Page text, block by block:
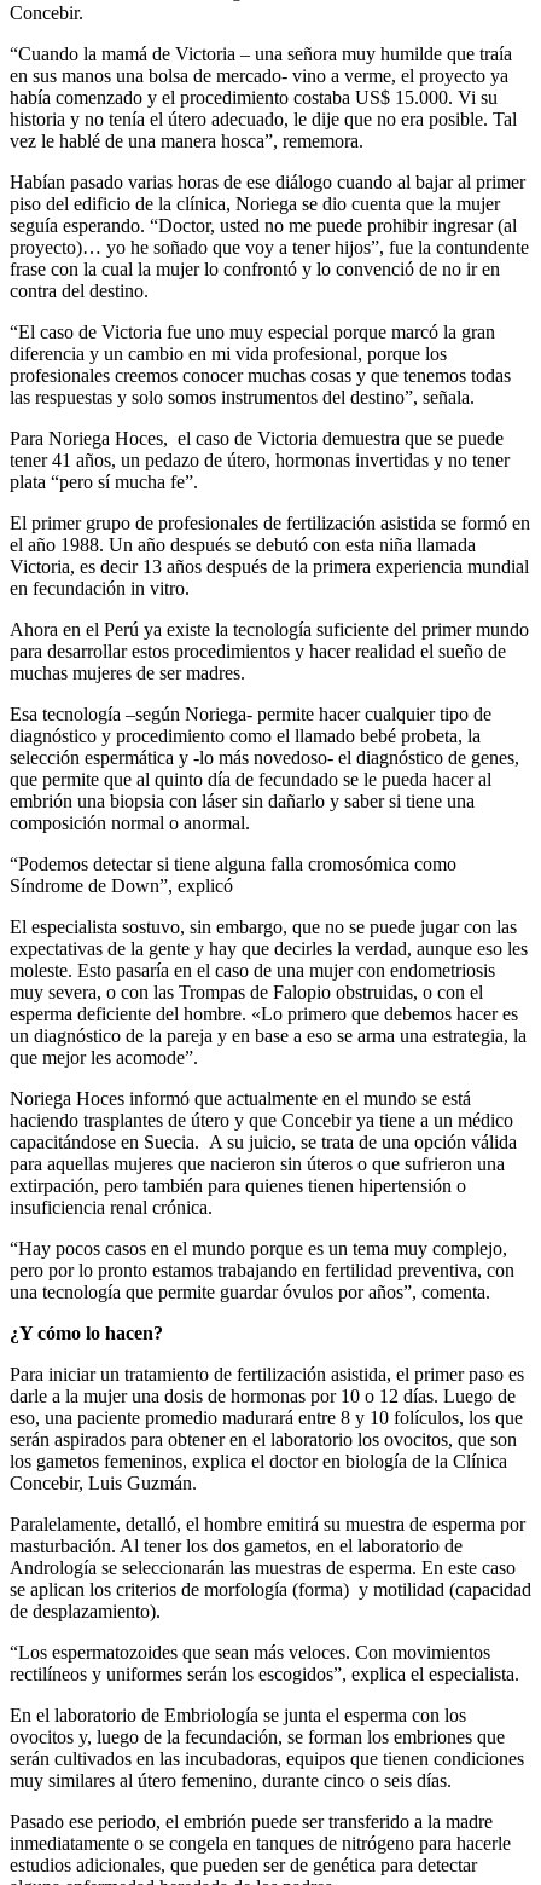
Concebir.
“Cuando la mamá de Victoria – una señora muy humilde que traía
en sus manos una bolsa de mercado- vino a verme, el proyecto ya
había comenzado y el procedimiento costaba US$ 15.000. Vi su
historia y no tenía el útero adecuado, le dije que no era posible. Tal
vez le hablé de una manera hosca”, rememora.
Habían pasado varias horas de ese diálogo cuando al bajar al primer
piso del edificio de la clínica, Noriega se dio cuenta que la mujer
seguía esperando. “Doctor, usted no me puede prohibir ingresar (al
proyecto)… yo he soñado que voy a tener hijos”, fue la contundente
frase con la cual la mujer lo confrontó y lo convenció de no ir en
contra del destino.
“El caso de Victoria fue uno muy especial porque marcó la gran
diferencia y un cambio en mi vida profesional, porque los
profesionales creemos conocer muchas cosas y que tenemos todas
las respuestas y solo somos instrumentos del destino”, señala.
Para Noriega Hoces, el caso de Victoria demuestra que se puede
tener 41 años, un pedazo de útero, hormonas invertidas y no tener
plata “pero sí mucha fe”.
El primer grupo de profesionales de fertilización asistida se formó en
el año 1988. Un año después se debutó con esta niña llamada
Victoria, es decir 13 años después de la primera experiencia mundial
en fecundación in vitro.
Ahora en el Perú ya existe la tecnología suficiente del primer mundo
para desarrollar estos procedimientos y hacer realidad el sueño de
muchas mujeres de ser madres.
Esa tecnología –según Noriega- permite hacer cualquier tipo de
diagnóstico y procedimiento como el llamado bebé probeta, la
selección espermática y -lo más novedoso- el diagnóstico de genes,
que permite que al quinto día de fecundado se le pueda hacer al
embrión una biopsia con láser sin dañarlo y saber si tiene una
composición normal o anormal.
“Podemos detectar si tiene alguna falla cromosómica como
Síndrome de Down”, explicó
El especialista sostuvo, sin embargo, que no se puede jugar con las
expectativas de la gente y hay que decirles la verdad, aunque eso les
moleste. Esto pasaría en el caso de una mujer con endometriosis
muy severa, o con las Trompas de Falopio obstruidas, o con el
esperma deficiente del hombre. «Lo primero que debemos hacer es
un diagnóstico de la pareja y en base a eso se arma una estrategia, la
que mejor les acomode”.
Noriega Hoces informó que actualmente en el mundo se está
haciendo trasplantes de útero y que Concebir ya tiene a un médico
capacitándose en Suecia. A su juicio, se trata de una opción válida
para aquellas mujeres que nacieron sin úteros o que sufrieron una
extirpación, pero también para quienes tienen hipertensión o
insuficiencia renal crónica.
“Hay pocos casos en el mundo porque es un tema muy complejo,
pero por lo pronto estamos trabajando en fertilidad preventiva, con
una tecnología que permite guardar óvulos por años”, comenta.
¿Y cómo lo hacen?
Para iniciar un tratamiento de fertilización asistida, el primer paso es
darle a la mujer una dosis de hormonas por 10 o 12 días. Luego de
eso, una paciente promedio madurará entre 8 y 10 folículos, los que
serán aspirados para obtener en el laboratorio los ovocitos, que son
los gametos femeninos, explica el doctor en biología de la Clínica
Concebir, Luis Guzmán.
Paralelamente, detalló, el hombre emitirá su muestra de esperma por
masturbación. Al tener los dos gametos, en el laboratorio de
Andrología se seleccionarán las muestras de esperma. En este caso
se aplican los criterios de morfología (forma) y motilidad (capacidad
de desplazamiento).
“Los espermatozoides que sean más veloces. Con movimientos
rectilíneos y uniformes serán los escogidos”, explica el especialista.
En el laboratorio de Embriología se junta el esperma con los
ovocitos y, luego de la fecundación, se forman los embriones que
serán cultivados en las incubadoras, equipos que tienen condiciones
muy similares al útero femenino, durante cinco o seis días.
Pasado ese periodo, el embrión puede ser transferido a la madre
inmediatamente o se congela en tanques de nitrógeno para hacerle
estudios adicionales, que pueden ser de genética para detectar